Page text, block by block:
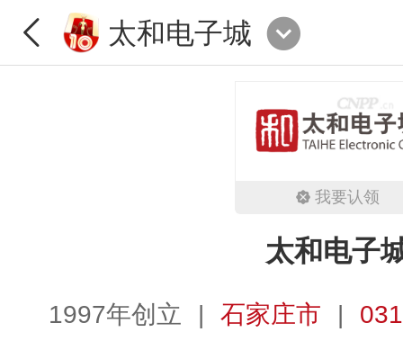
太和电子城
我要认领
太和电子
1997年创立 石家庄市